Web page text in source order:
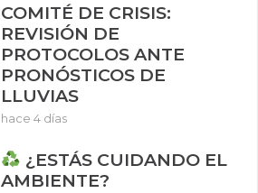
COMITÉ DE CRISIS:
REVISIÓN DE
PROTOCOLOS ANTE
PRONÓSTICOS DE
LLUVIAS
hace 4 días
¿ESTÁS CUIDANDO EL
AMBIENTE?